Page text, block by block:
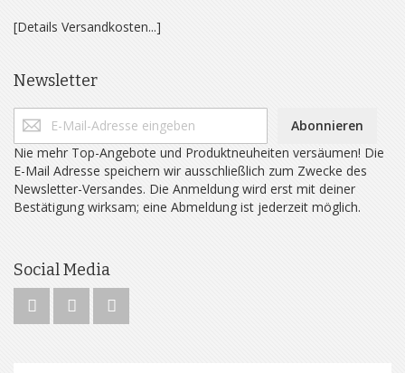
[Details Versandkosten...]
Newsletter
Abonnieren
Nie mehr Top-Angebote und Produktneuheiten versäumen! Die
E-Mail Adresse speichern wir ausschließlich zum Zwecke des
Newsletter-Versandes. Die Anmeldung wird erst mit deiner
Bestätigung wirksam; eine Abmeldung ist jederzeit möglich.
Social Media